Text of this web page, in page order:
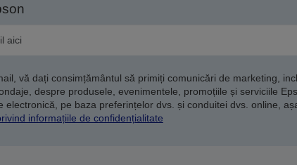
vă dați consimțământul să primiți comunicări de marketing,
despre produsele, evenimentele, promoțiile și serviciile
electronică, pe baza preferințelor dvs. și conduitei dvs. online,
informațiile de confidențialitate